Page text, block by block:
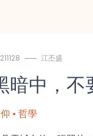
江丕盛
暗中，不
• 哲學